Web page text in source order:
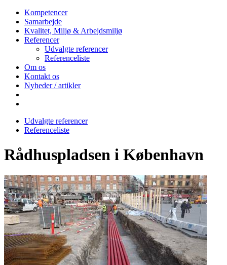
Kompetencer
Samarbejde
Kvalitet, Miljø & Arbejdsmiljø
Referencer
Udvalgte referencer
Referenceliste
Om os
Kontakt os
Nyheder / artikler
Udvalgte referencer
Referenceliste
Rådhuspladsen i København